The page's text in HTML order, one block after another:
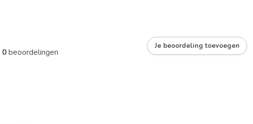
0beoordelingen
Je beoordeling toevoegen